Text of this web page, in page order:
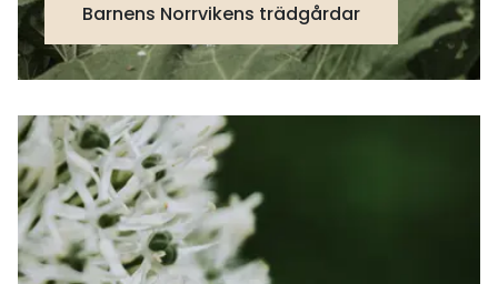
Barnens Norrvikens trädgårdar